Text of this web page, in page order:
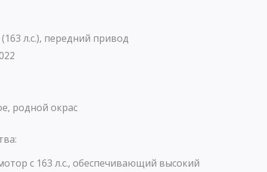
л.с.), передний привод
родной окрас
с 163 л.с., обеспечивающий высокий